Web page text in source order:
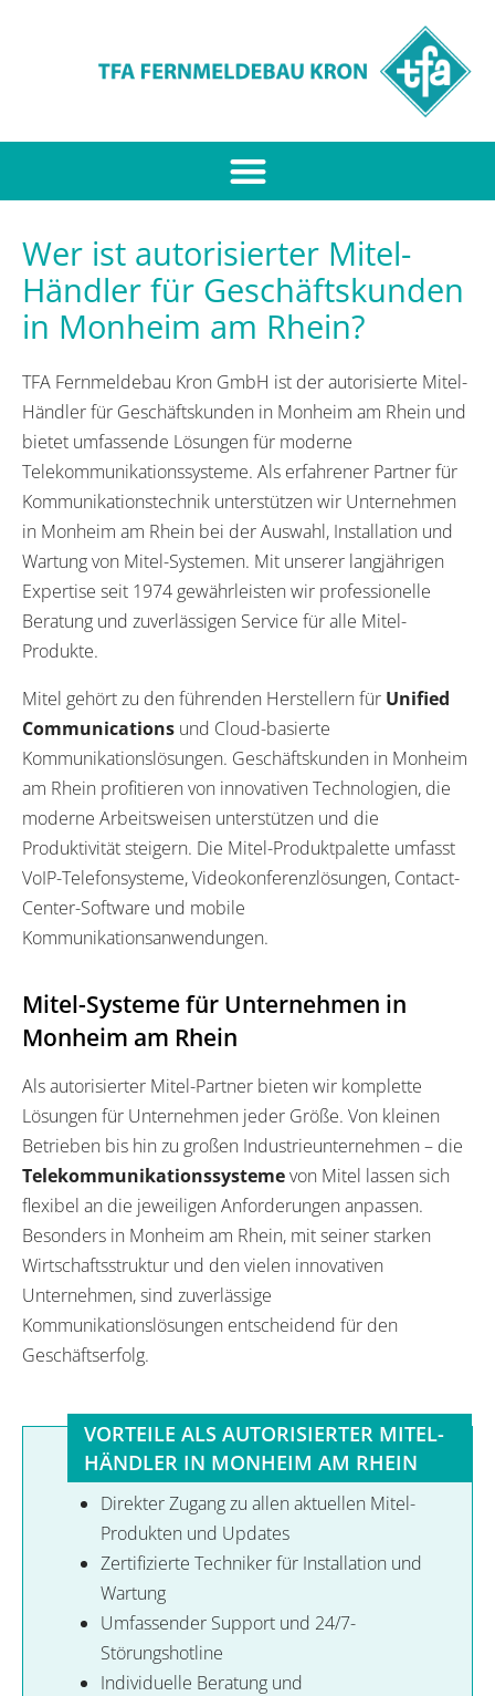
Wer ist autorisierter Mitel-
Händler für Geschäftskunden
in Monheim am Rhein?
TFA Fernmeldebau Kron GmbH ist der autorisierte Mitel-
Händler für Geschäftskunden in Monheim am Rhein und
bietet umfassende Lösungen für moderne
Telekommunikationssysteme. Als erfahrener Partner für
Kommunikationstechnik unterstützen wir Unternehmen
in Monheim am Rhein bei der Auswahl, Installation und
Wartung von Mitel-Systemen. Mit unserer langjährigen
Expertise seit 1974 gewährleisten wir professionelle
Beratung und zuverlässigen Service für alle Mitel-
Produkte.
Mitel gehört zu den führenden Herstellern für Unified
Communications und Cloud-basierte
Kommunikationslösungen. Geschäftskunden in Monheim
am Rhein profitieren von innovativen Technologien, die
moderne Arbeitsweisen unterstützen und die
Produktivität steigern. Die Mitel-Produktpalette umfasst
VoIP-Telefonsysteme, Videokonferenzlösungen, Contact-
Center-Software und mobile
Kommunikationsanwendungen.
Mitel-Systeme für Unternehmen in
Monheim am Rhein
Als autorisierter Mitel-Partner bieten wir komplette
Lösungen für Unternehmen jeder Größe. Von kleinen
Betrieben bis hin zu großen Industrieunternehmen – die
Telekommunikationssystemevon Mitel lassen sich
flexibel an die jeweiligen Anforderungen anpassen.
Besonders in Monheim am Rhein, mit seiner starken
Wirtschaftsstruktur und den vielen innovativen
Unternehmen, sind zuverlässige
Kommunikationslösungen entscheidend für den
Geschäftserfolg.
VORTEILE ALS AUTORISIERTER MITEL-
HÄNDLER IN MONHEIM AM RHEIN
Direkter Zugang zu allen aktuellen Mitel-
Produkten und Updates
Zertifizierte Techniker für Installation und
Wartung
Umfassender Support und 24/7-
Störungshotline
Individuelle Beratung und